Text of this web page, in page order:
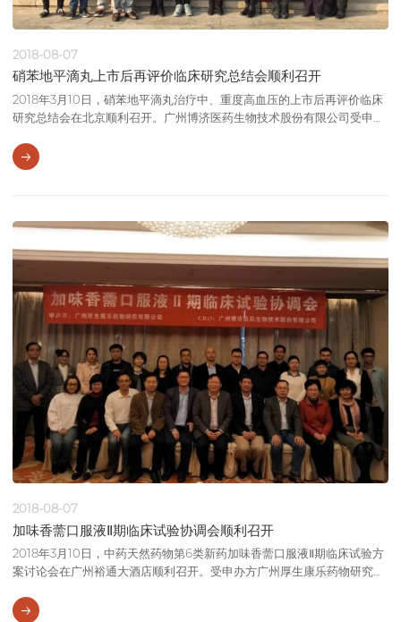
2018-08-07
硝苯地平滴丸上市后再评价临床研究总结会顺利召开
2018年3月10日，硝苯地平滴丸治疗中、重度高血压的上市后再评价临床
研究总结会在北京顺利召开。广州博济医药生物技术股份有限公司受申办
床监查等工作。
2018-08-07
加味香薷口服液Ⅱ期临床试验协调会顺利召开
2018年3月10日，中药天然药物第6类新药加味香薷口服液Ⅱ期临床试验方
案讨论会在广州裕通大酒店顺利召开。受申办方广州厚生康乐药物研究有
管理和临床监查工作。